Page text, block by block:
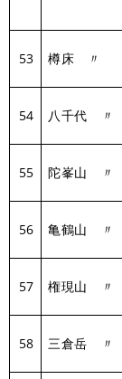
53 樽床 〃
54 八千代 〃
55 陀峯山 〃
56 亀鶴山 〃
57 権現山 〃
58 三倉岳 〃